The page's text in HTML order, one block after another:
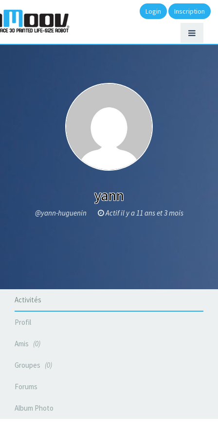
Login Inscription
yann
@yann-huguenin Actif il y a 11 ans et 3 mois
Activités
Profil
Amis 0
Groupes 0
Forums
Album Photo